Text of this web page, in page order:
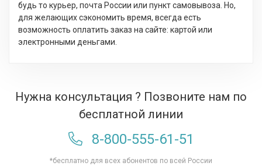
будь то курьер, почта России или пункт самовывоза. Но,
для желающих сэкономить время, всегда есть
возможность оплатить заказ на сайте: картой или
электронными деньгами.
Нужна консультация ? Позвоните нам по
бесплатной линии
8-800-555-61-51
*бесплатно для всех абонентов по всей России